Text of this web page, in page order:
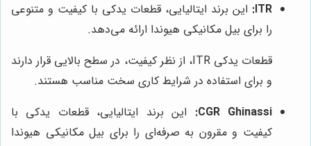
ITR: این برند ایتالیایی، قطعات یدکی با کیفیت و متنوعی
را برای بیل مکانیکی هیوندا ارائه می‌دهد.
قطعات یدکی ITR، از نظر کیفیت، در سطح بالایی قرار دارند
و برای استفاده در شرایط کاری سخت مناسب هستند.
CGR Ghinassi:
این برند ایتالیایی، قطعات یدکی با
کیفیت و مقرون به صرفه‌ای را برای بیل مکانیکی هیوندا